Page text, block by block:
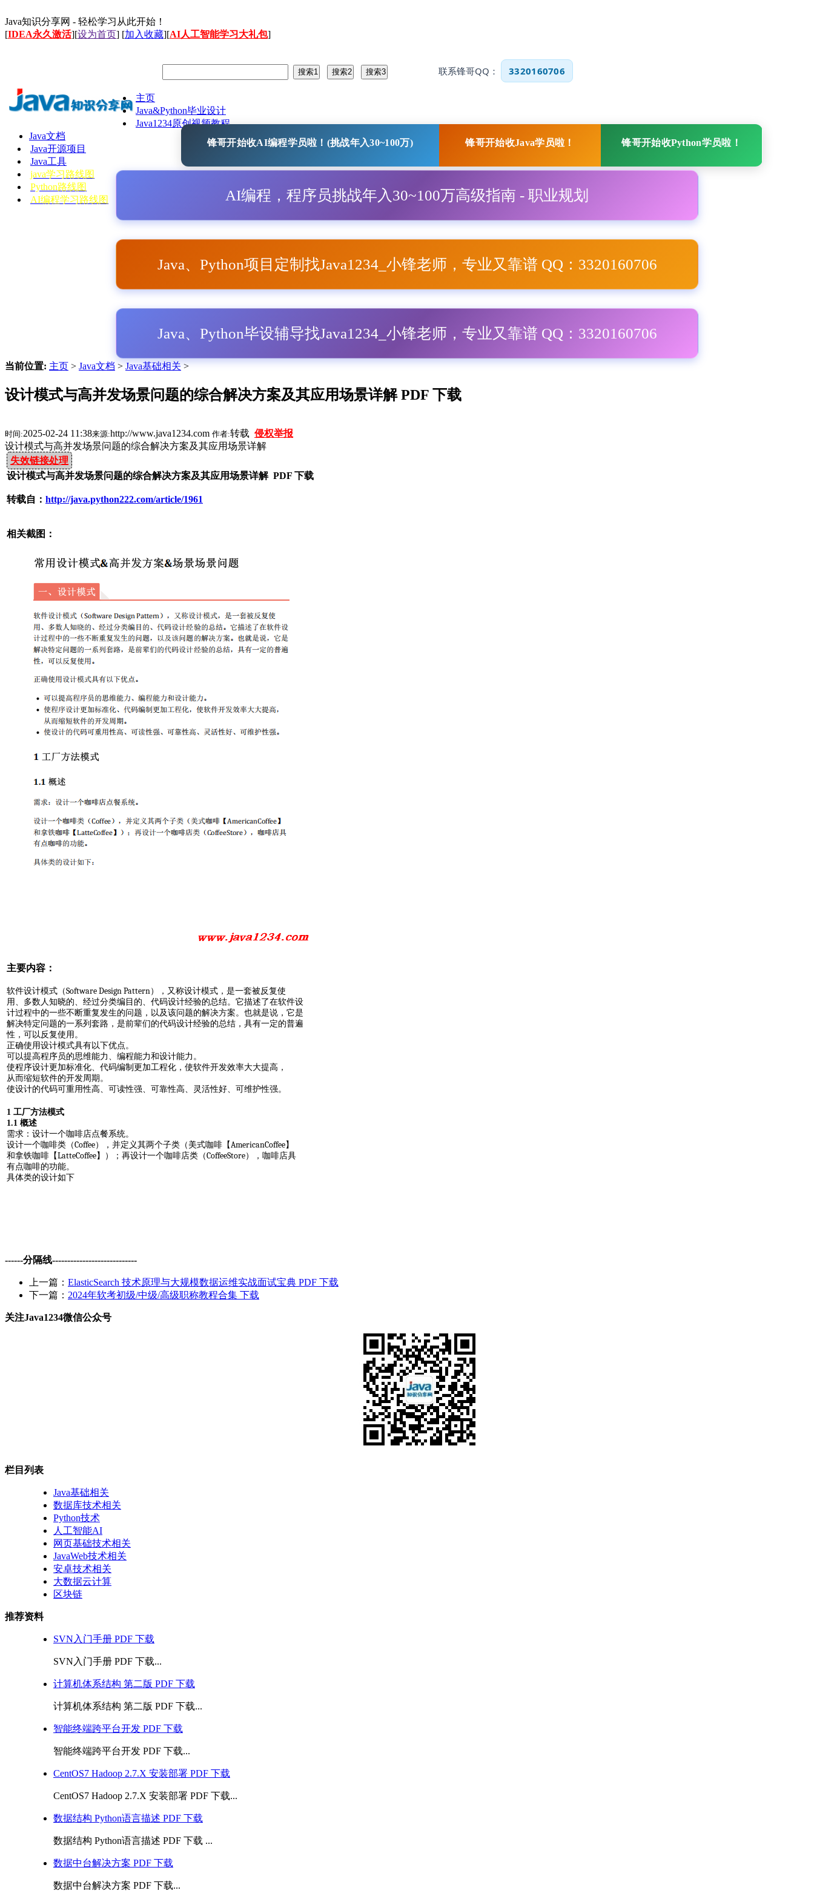
Java知识分享网 - 轻松学习从此开始！
[IDEA永久激活][设为首页] [加入收藏][AI人工智能学习大礼包]
联系锋哥QQ： 3320160706
主页
Java&Python毕业设计
Java1234原创视频教程
Java文档
Java开源项目
Java工具
java学习路线图
Python路线图
AI编程学习路线图
锋哥开始收AI编程学员啦！(挑战年入30~100万) 锋哥开始收Java学员啦！ 锋哥开始收Python学员啦！
AI编程，程序员挑战年入30~100万高级指南 - 职业规划
Java、Python项目定制找Java1234_小锋老师，专业又靠谱 QQ：3320160706
Java、Python毕设辅导找Java1234_小锋老师，专业又靠谱 QQ：3320160706
当前位置: 主页 > Java文档 > Java基础相关 >
设计模式与高并发场景问题的综合解决方案及其应用场景详解 PDF 下载
时间:2025-02-24 11:38来源:http://www.java1234.com 作者:转载 侵权举报
设计模式与高并发场景问题的综合解决方案及其应用场景详解
失效链接处理
设计模式与高并发场景问题的综合解决方案及其应用场景详解 PDF 下载
转载自： http://java.python222.com/article/1961
相关截图：
主要内容：
软件设计模式（Software Design Pattern），又称设计模式，是一套被反复使
用、多数人知晓的、经过分类编目的、代码设计经验的总结。它描述了在软件设
计过程中的一些不断重复发生的问题，以及该问题的解决方案。也就是说，它是
解决特定问题的一系列套路，是前辈们的代码设计经验的总结，具有一定的普遍
性，可以反复使用。
正确使用设计模式具有以下优点。
可以提高程序员的思维能力、编程能力和设计能力。
使程序设计更加标准化、代码编制更加工程化，使软件开发效率大大提高，
从而缩短软件的开发周期。
使设计的代码可重用性高、可读性强、可靠性高、灵活性好、可维护性强。
1 工厂方法模式
1.1 概述
需求：设计一个咖啡店点餐系统。
设计一个咖啡类（Coffee），并定义其两个子类（美式咖啡【AmericanCoffee】
和拿铁咖啡【LatteCoffee】）；再设计一个咖啡店类（CoffeeStore），咖啡店具
有点咖啡的功能。
具体类的设计如下
------分隔线----------------------------
上一篇： ElasticSearch 技术原理与大规模数据运维实战面试宝典 PDF 下载
下一篇： 2024年软考初级/中级/高级职称教程合集 下载
关注Java1234微信公众号
栏目列表
Java基础相关
数据库技术相关
Python技术
人工智能AI
网页基础技术相关
JavaWeb技术相关
安卓技术相关
大数据云计算
区块链
推荐资料
SVN入门手册 PDF 下载
SVN入门手册 PDF 下载...
计算机体系结构 第二版 PDF 下载
计算机体系结构 第二版 PDF 下载...
智能终端跨平台开发 PDF 下载
智能终端跨平台开发 PDF 下载...
CentOS7 Hadoop 2.7.X 安装部署 PDF 下载
CentOS7 Hadoop 2.7.X 安装部署 PDF 下载...
数据结构 Python语言描述 PDF 下载
数据结构 Python语言描述 PDF 下载 ...
数据中台解决方案 PDF 下载
数据中台解决方案 PDF 下载...